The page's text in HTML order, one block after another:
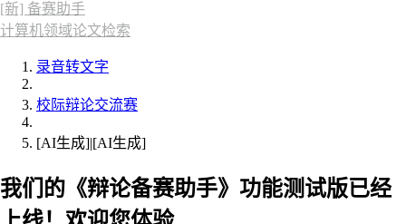
[新] 备赛助手
计算机领域论文检索
录音转文字
校际辩论交流赛
[AI生成]|[AI生成]
我们的《辩论备赛助手》功能测试版已经